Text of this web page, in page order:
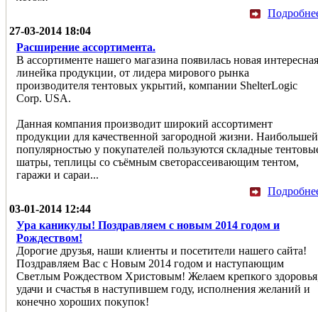
27-03-2014 18:04
Расширение ассортимента.
В ассортименте нашего магазина появилась новая интересная
линейка продукции, от лидера мирового рынка
производителя тентовых укрытий, компании ShelterLogic
Corp. USA.
Данная компания производит широкий ассортимент
продукции для качественной загородной жизни. Наибольшей
популярностью у покупателей пользуются складные
шатры, теплицы со съёмным светорассеивающим тентом,
гаражи и сараи...
03-01-2014 12:44
Ура каникулы! Поздравляем с новым 2014 годом и
Рождеством!
Дорогие друзья, наши клиенты и посетители нашего сайта!
Поздравляем Вас с Новым 2014 годом и наступающим
Светлым Рождеством Христовым! Желаем крепкого
удачи и счастья в наступившем году, исполнения желаний и
конечно хороших покупок!